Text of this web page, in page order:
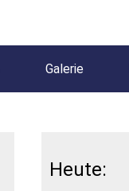
Galerie
Heute: